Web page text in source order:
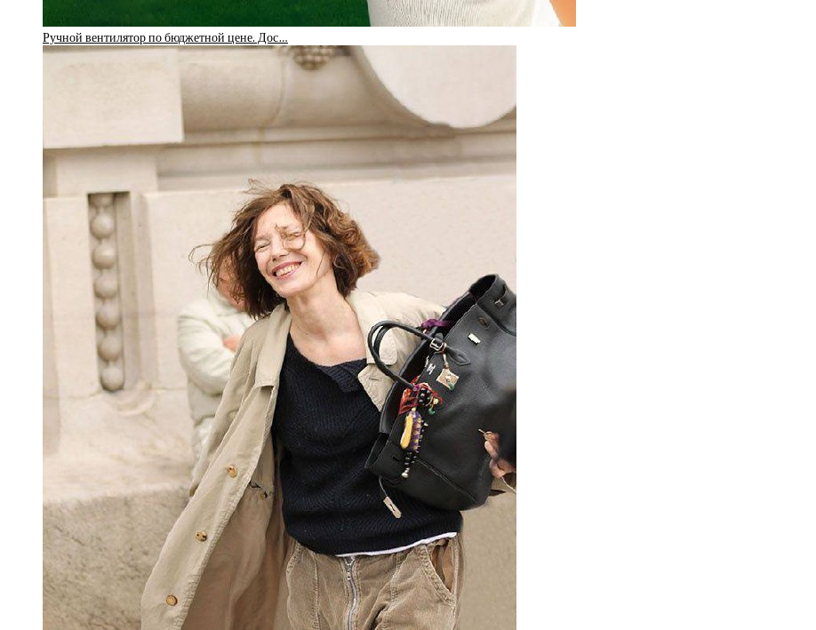
Ручной вентилятор по бюджетной цене. Дос…